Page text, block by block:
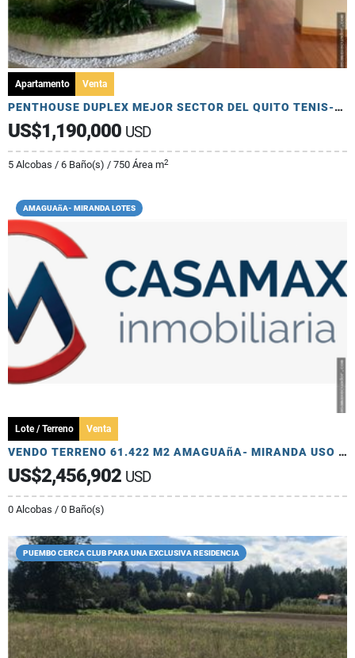
Apartamento Venta
PENTHOUSE DUPLEX MEJOR SECTOR DEL QUITO TENIS-VISTA CUIDAD
US$1,190,000 USD
5 Alcobas / 6 Baño(s) / 750 Área m2
AMAGUAñA- MIRANDA LOTES
Lote / Terreno Venta
VENDO TERRENO 61.422 M2 AMAGUAñA- MIRANDA USO MULTIPLE
US$2,456,902 USD
0 Alcobas / 0 Baño(s)
PUEMBO CERCA CLUB PARA UNA EXCLUSIVA RESIDENCIA